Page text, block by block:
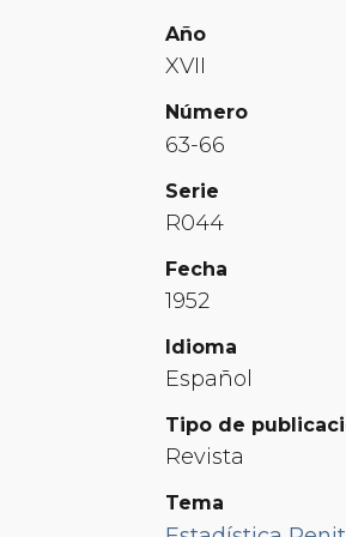
Año
XVII
Número
63-66
Serie
R044
Fecha
1952
Idioma
Español
Tipo de
Revista
Tema